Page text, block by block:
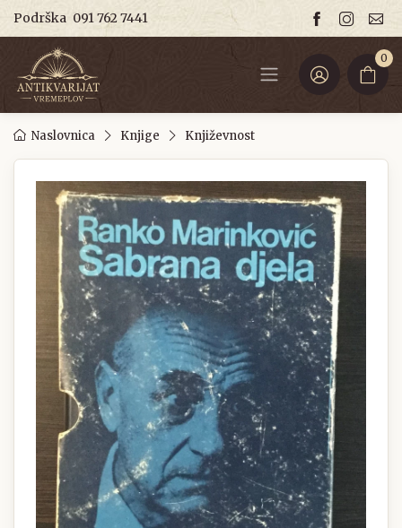
Podrška 091 762 7441
0
Naslovnica Knjige Književnost